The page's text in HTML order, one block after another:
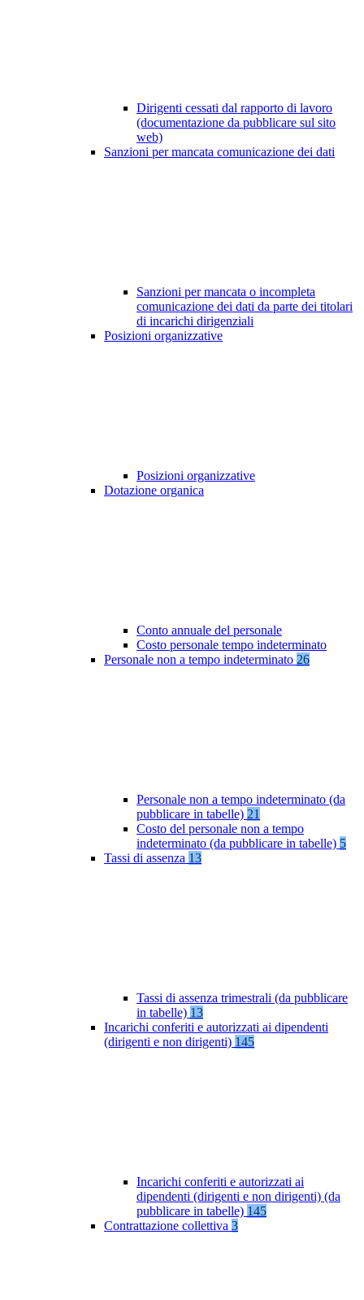
Dirigenti cessati dal rapporto di lavoro
(documentazione da pubblicare sul sito
web)
Sanzioni per mancata comunicazione dei dati
Sanzioni per mancata o incompleta
comunicazione dei dati da parte dei titolari
di incarichi dirigenziali
Posizioni organizzative
Posizioni organizzative
Dotazione organica
Conto annuale del personale
Costo personale tempo indeterminato
Personale non a tempo indeterminato 26
Personale non a tempo indeterminato (da
pubblicare in tabelle) 21
Costo del personale non a tempo
indeterminato (da pubblicare in tabelle) 5
Tassi di assenza 13
Tassi di assenza trimestrali (da pubblicare
in tabelle) 13
Incarichi conferiti e autorizzati ai dipendenti
(dirigenti e non dirigenti) 145
Incarichi conferiti e autorizzati ai
dipendenti (dirigenti e non dirigenti) (da
pubblicare in tabelle) 145
Contrattazione collettiva 3